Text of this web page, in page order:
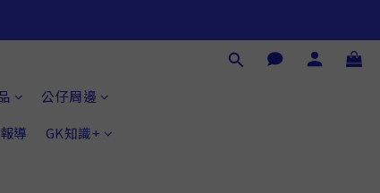
公仔周邊
導
GK知識+
立即購買